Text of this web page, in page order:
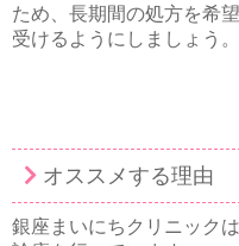
ため、長期間の処方を希
受けるようにしましょう。
オススメする理由
銀座まいにちクリニック